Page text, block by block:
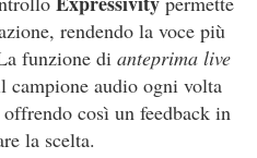
rendendo la voce più
funzione di anteprima live
campione audio ogni volta
così un feedback in
la scelta.